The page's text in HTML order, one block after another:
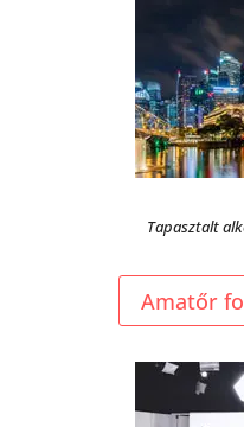
Tapasztalt
Amatőr